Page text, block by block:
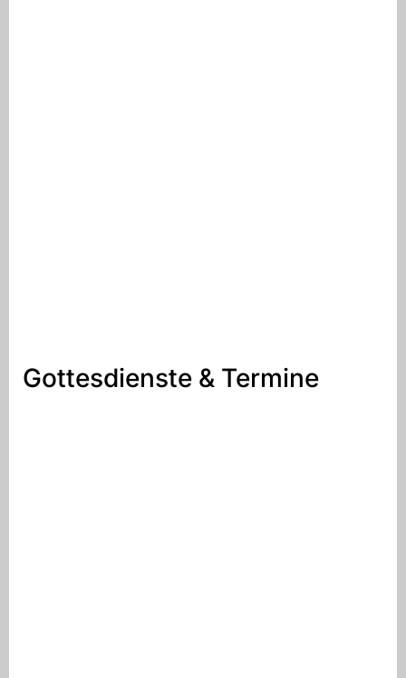
Gottesdienste & Termine